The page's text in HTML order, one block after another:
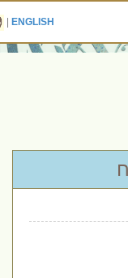
ENGLISH
|